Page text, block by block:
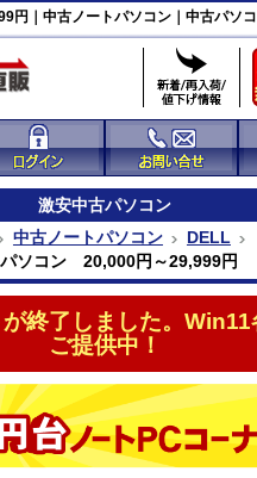
円｜中古ノートパソコン｜中古パソ
激安中古パソコン
中古ノートパソコン
DELL
ソコン 20,000円～29,999円
終了しました。Win11
ご提供中！